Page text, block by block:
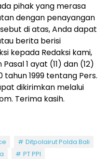
pihak yang merasa
dengan penayangan
di atas, Anda dapat
berita berisi
kepada Redaksi kami,
1 ayat (11) dan (12)
1999 tentang Pers.
dikirimkan melalui
Terima kasih.
Ditpolairut Polda Bali
PT PPI